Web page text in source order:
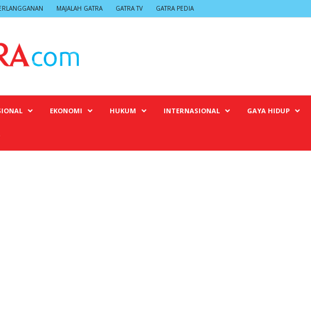
MAJALAH GATRA GATRA TV GATRA PEDIA
EKONOMI HUKUM INTERNASIONAL GAYA HIDUP